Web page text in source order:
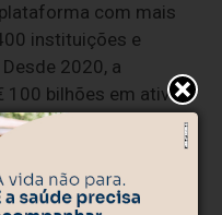
com mais
instituições e
2020, a
100 bilhões em ativos,
global de
de
Para mais